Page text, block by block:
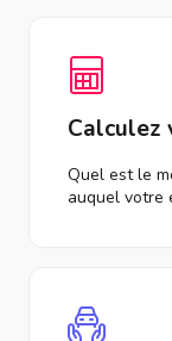
Calculez
Quel est le
auquel votre